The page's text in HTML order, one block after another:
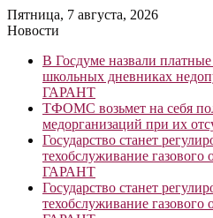
Пятница, 7 августа, 2026
Новости
В Госдуме назвали
школьных дневниках
ГАРАНТ
ТФОМС возьмет на себя
медорганизаций при их
Государство станет
техобслуживание газового
ГАРАНТ
Государство станет
техобслуживание газового